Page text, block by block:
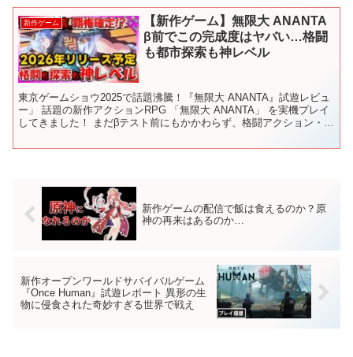
新作ゲーム
【新作ゲーム】無限大 ANANTA
β前でこの完成度はヤバい…格闘
も都市探索も神レベル
東京ゲームショウ2025で話題沸騰！『無限大 ANANTA』試遊レビュ
ー」 話題の新作アクションRPG 「無限大 ANANTA」 を実機プレイ
してきました！ まだβテスト前にもかかわらず、格闘アクション・カ
新作ゲームの配信で飯は食えるのか？原
神の再来はあるのか…
新作オープンワールドサバイバルゲーム
『Once Human』試遊レポート 異形の生
物に侵食された奇妙すぎる世界で戦え